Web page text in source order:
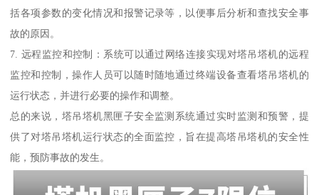
括各项参数的变化情况和报警记录等，以便事后分析和查找安全事
故的原因。
7. 远程监控和控制：系统可以通过网络连接实现对塔吊塔机的远程
监控和控制，操作人员可以随时随地通过终端设备查看塔吊塔机的
运行状态，并进行必要的操作和调整。
总的来说，塔吊塔机黑匣子安全监测系统通过实时监测和预警，提
供了对塔吊塔机运行状态的全面监控，旨在提高塔吊塔机的安全性
能，预防事故的发生。